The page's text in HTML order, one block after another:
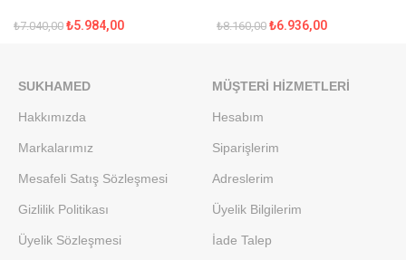
₺7.040,00 ₺5.984,00 ₺8.160,00 ₺6.936,00
SUKHAMED
Hakkımızda
Markalarımız
Mesafeli Satış Sözleşmesi
Gizlilik Politikası
Üyelik Sözleşmesi
MÜŞTERI HIZMETLERI
Hesabım
Siparişlerim
Adreslerim
Üyelik Bilgilerim
İade Talep